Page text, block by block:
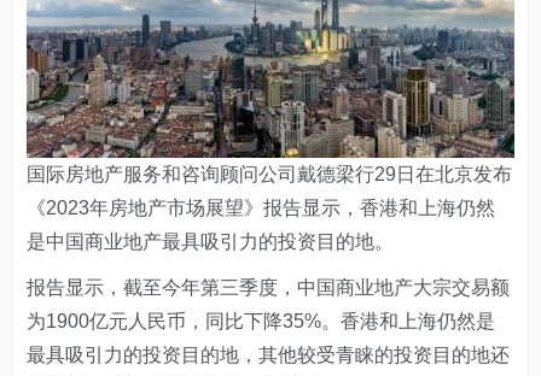
国际房地产服务和咨询顾问公司戴德梁行29日在北京发布
《2023年房地产市场展望》报告显示，香港和上海仍然
是中国商业地产最具吸引力的投资目的地。
报告显示，截至今年第三季度，中国商业地产大宗交易额
为1900亿元人民币，同比下降35%。香港和上海仍然是
最具吸引力的投资目的地，其他较受青睐的投资目的地还